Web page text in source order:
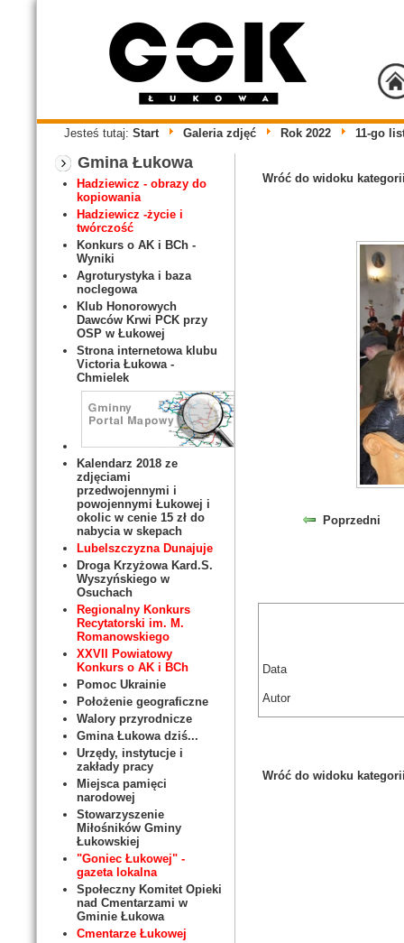
Jesteś tutaj: Start Galeria zdjęć Rok 2022 11-go
Gmina Łukowa
Hadziewicz - obrazy do
kopiowania
Hadziewicz -życie i
twórczość
Konkurs o AK i BCh -
Wyniki
Agroturystyka i baza
noclegowa
Klub Honorowych
Dawców Krwi PCK przy
OSP w Łukowej
Strona internetowa klubu
Victoria Łukowa -
Chmielek
Kalendarz 2018 ze
zdjęciami
przedwojennymi i
powojennymi Łukowej i
okolic w cenie 15 zł do
nabycia w skepach
Lubelszczyzna Dunajuje
Droga Krzyżowa Kard.S.
Wyszyńskiego w
Osuchach
Regionalny Konkurs
Recytatorski im. M.
Romanowskiego
XXVII Powiatowy
Konkurs o AK i BCh
Pomoc Ukrainie
Położenie geograficzne
Walory przyrodnicze
Gmina Łukowa dziś...
Urzędy, instytucje i
zakłady pracy
Miejsca pamięci
narodowej
Stowarzyszenie
Miłośników Gminy
Łukowskiej
"Goniec Łukowej" -
gazeta lokalna
Społeczny Komitet Opieki
nad Cmentarzami w
Gminie Łukowa
Cmentarze Łukowej
Wróć do widoku
Poprzedni
Data
Autor
Wróć do widoku